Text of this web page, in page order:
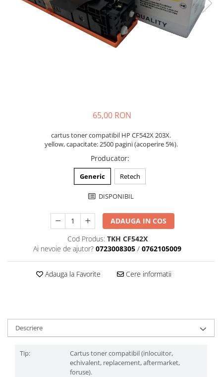
65,00 RON
cartus toner compatibil HP CF542X 203X.
yellow, capacitate: 2500 pagini (acoperire 5%).
Producator:
Generic Retech
DISPONIBIL
ADAUGA IN COS
Cod Produs: TKH CF542X
Ai nevoie de ajutor? 0723008305 / 0762105009
Adauga la Favorite Cere informatii
Descriere
Tip:
Cartus toner compatibil (inlocuitor,
echivalent, replacement, aftermarket,
foruse).